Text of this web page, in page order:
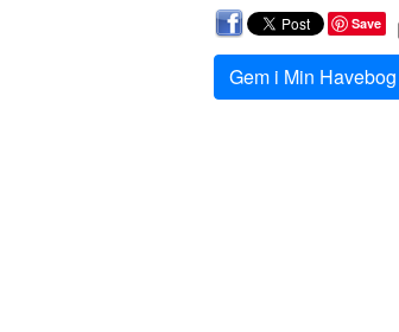
Save
Gem i Min Havebog